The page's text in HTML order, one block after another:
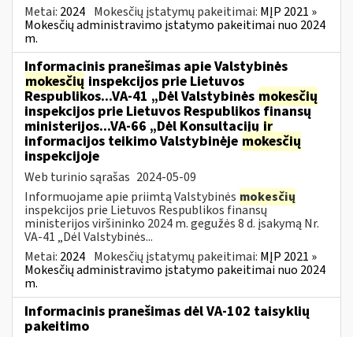
Metai: 2024 Mokesčių įstatymų pakeitimai: MĮP 2021 »
Mokesčių administravimo įstatymo pakeitimai nuo 2024
m.
Informacinis pranešimas apie Valstybinės
mokesčių inspekcijos prie Lietuvos
Respublikos...VA-41 „Dėl Valstybinės mokesčių
inspekcijos prie Lietuvos Respublikos finansų
ministerijos...VA-66 „Dėl Konsultacijų ir
informacijos teikimo Valstybinėje mokesčių
inspekcijoje
Web turinio sąrašas 2024-05-09
Informuojame apie priimtą Valstybinės mokesčių
inspekcijos prie Lietuvos Respublikos finansų
ministerijos viršininko 2024 m. gegužės 8 d. įsakymą Nr.
VA-41 „Dėl Valstybinės...
Metai: 2024 Mokesčių įstatymų pakeitimai: MĮP 2021 »
Mokesčių administravimo įstatymo pakeitimai nuo 2024
m.
Informacinis pranešimas dėl VA-102 taisyklių
pakeitimo